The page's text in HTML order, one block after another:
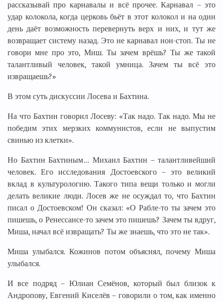
рассказывай про карнавалы и всё прочее. Карнавал – это
удар колокола, когда церковь бьёт в этот колокол и на один
день даёт возможность перевернуть верх и них, и тут же
возвращает систему назад. Это не карнавал нон-стоп. Ты не
говори мне про это, Миш. Ты зачем врёшь? Ты же такой
талантливый человек, такой умница. Зачем ты всё это
извращаешь?»
В этом суть дискуссии Лосева и Бахтина.
На что Бахтин говорил Лосеву: «Так надо. Так надо. Мы не
победим этих мерзких коммунистов, если не выпустим
свинью из клетки».
Но Бахтин Бахтиным… Михаил Бахтин – талантливейший
человек. Его исследования Достоевского – это великий
вклад в культурологию. Такого типа вещи только и могли
делать великие люди. Лосев же не осуждал то, что Бахтин
писал о Достоевском! Он сказал: «О Рабле-то ты зачем это
пишешь, о Ренессансе-то зачем это пишешь? Зачем ты вдруг,
Миша, начал всё извращать? Ты же знаешь, что это не так».
Миша улыбался. Кожинов потом объяснял, почему Миша
улыбался.
И все подряд – Юлиан Семёнов, который был близок к
Андропову, Евгений Киселёв – говорили о том, как именно